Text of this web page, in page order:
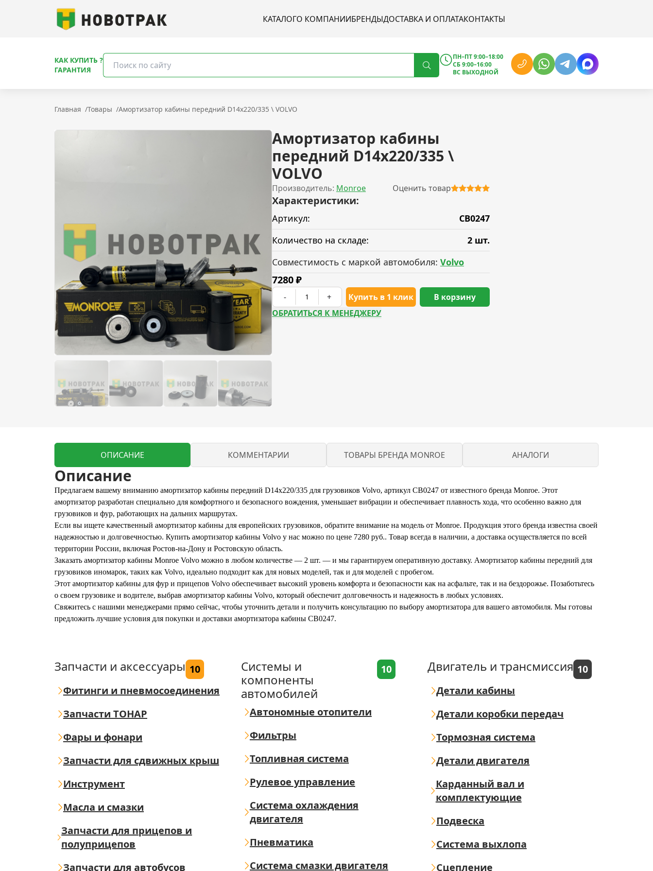
КАТАЛОГО КОМПАНИИБРЕНДЫДОСТАВКА И ОПЛАТАКОНТАКТЫ
КАК КУПИТЬ ?
ГАРАНТИЯ
ПН–ПТ 9:00–18:00
СБ 9:00–16:00
ВС ВЫХОДНОЙ
Главная /Товары /Амортизатор кабины передний D14x220/335 \ VOLVO
Амортизатор кабины
передний D14x220/335 \
VOLVO
Производитель: Monroe Оценить товар
Характеристики:
Артикул:
CB0247
Количество на складе:
2 шт.
Совместимость с маркой автомобиля: Volvo
7280₽
- + Купить в 1 клик
В корзину
ОБРАТИТЬСЯ К МЕНЕДЖЕРУ
ОПИСАНИЕ КОММЕНТАРИИ ТОВАРЫ БРЕНДА MONROE АНАЛОГИ
Описание
Предлагаем вашему вниманию амортизатор кабины передний D14x220/335 для грузовиков Volvo, артикул CB0247 от известного бренда Monroe. Этот
амортизатор разработан специально для комфортного и безопасного вождения, уменьшает вибрации и обеспечивает плавность хода, что особенно важно для
грузовиков и фур, работающих на дальних маршрутах.
Если вы ищете качественный амортизатор кабины для европейских грузовиков, обратите внимание на модель от Monroe. Продукция этого бренда известна своей
надежностью и долговечностью. Купить амортизатор кабины Volvo у нас можно по цене 7280 руб.. Товар всегда в наличии, а доставка осуществляется по всей
территории России, включая Ростов-на-Дону и Ростовскую область.
Заказать амортизатор кабины Monroe Volvo можно в любом количестве — 2 шт. — и мы гарантируем оперативную доставку. Амортизатор кабины передний для
грузовиков иномарок, таких как Volvo, идеально подходит как для новых моделей, так и для моделей с пробегом.
Этот амортизатор кабины для фур и прицепов Volvo обеспечивает высокий уровень комфорта и безопасности как на асфальте, так и на бездорожье. Позаботьтесь
о своем грузовике и водителе, выбрав амортизатор кабины Volvo, который обеспечит долговечность и надежность в любых условиях.
Свяжитесь с нашими менеджерами прямо сейчас, чтобы уточнить детали и получить консультацию по выбору амортизатора для вашего автомобиля. Мы готовы
предложить лучшие условия для покупки и доставки амортизатора кабины CB0247.
Запчасти и аксессуары 10
Фитинги и пневмосоединения
Запчасти ТОНАР
Фары и фонари
Запчасти для сдвижных крыш
Инструмент
Масла и смазки
Запчасти для прицепов и
полуприцепов
Запчасти для автобусов
Системы и
компоненты
автомобилей
10
Автономные отопители
Фильтры
Топливная система
Рулевое управление
Система охлаждения
двигателя
Пневматика
Система смазки двигателя
Двигатель и трансмиссия 10
Детали кабины
Детали коробки передач
Тормозная система
Детали двигателя
Карданный вал и
комплектующие
Подвеска
Система выхлопа
Сцепление